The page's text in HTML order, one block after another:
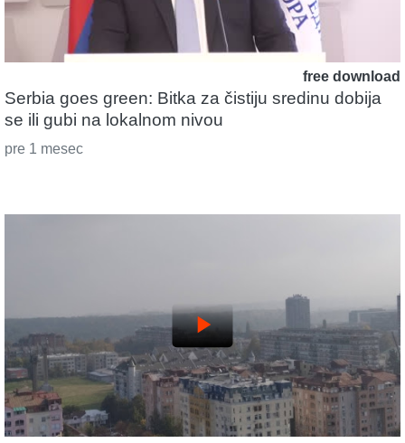
free download
Serbia goes green: Bitka za čistiju sredinu dobija
se ili gubi na lokalnom nivou
pre 1 mesec
play_arrow